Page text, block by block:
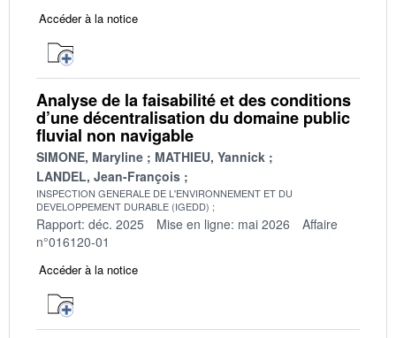
Accéder à la notice
Analyse de la faisabilité et des conditions
d’une décentralisation du domaine public
fluvial non navigable
SIMONE, Maryline
MATHIEU, Yannick
LANDEL, Jean-François
INSPECTION GENERALE DE L'ENVIRONNEMENT ET DU
DEVELOPPEMENT DURABLE (IGEDD)
Rapport: déc. 2025 Mise en ligne: mai 2026
Affaire
n°016120-01
Accéder à la notice